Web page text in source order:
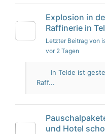
Explosion in
Raffinerie in
Letzter Beitrag von
vor 2 Tagen
In Telde ist
Raff...
und Hotel